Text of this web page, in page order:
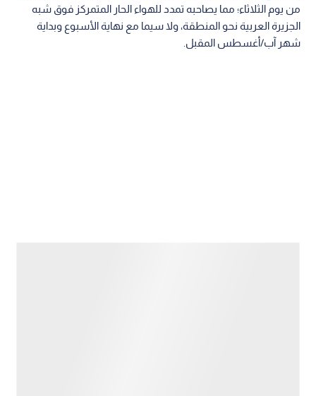
من يوم الثلاثاء؛ مما يصاحبه تمدد للهواء الحار المتمركز فوق شبه
الجزيرة العربية نحو المنطقة، ولا سيما مع نهاية الأسبوع وبداية
شهر آب/أغسطس المقبل.